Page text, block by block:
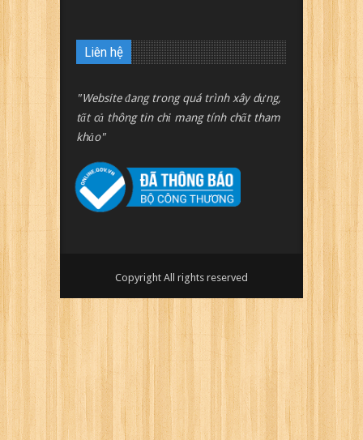
Liên hệ
"Website đang trong quá trình xây dựng,
tất cả thông tin chỉ mang tính chất tham
khảo"
Copyright All rights reserved